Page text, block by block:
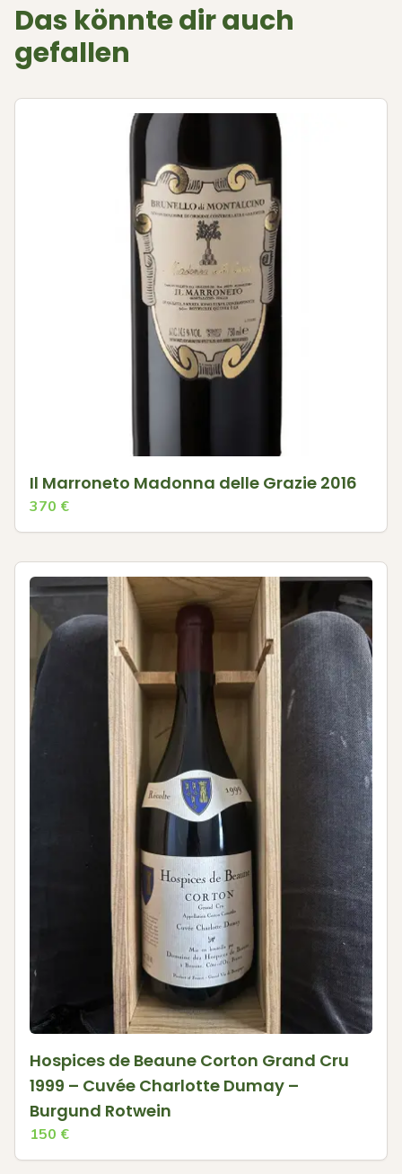
Das könnte dir auch
gefallen
Il Marroneto Madonna delle Grazie 2016
370 €
Hospices de Beaune Corton Grand Cru
1999 – Cuvée Charlotte Dumay –
Burgund Rotwein
150 €